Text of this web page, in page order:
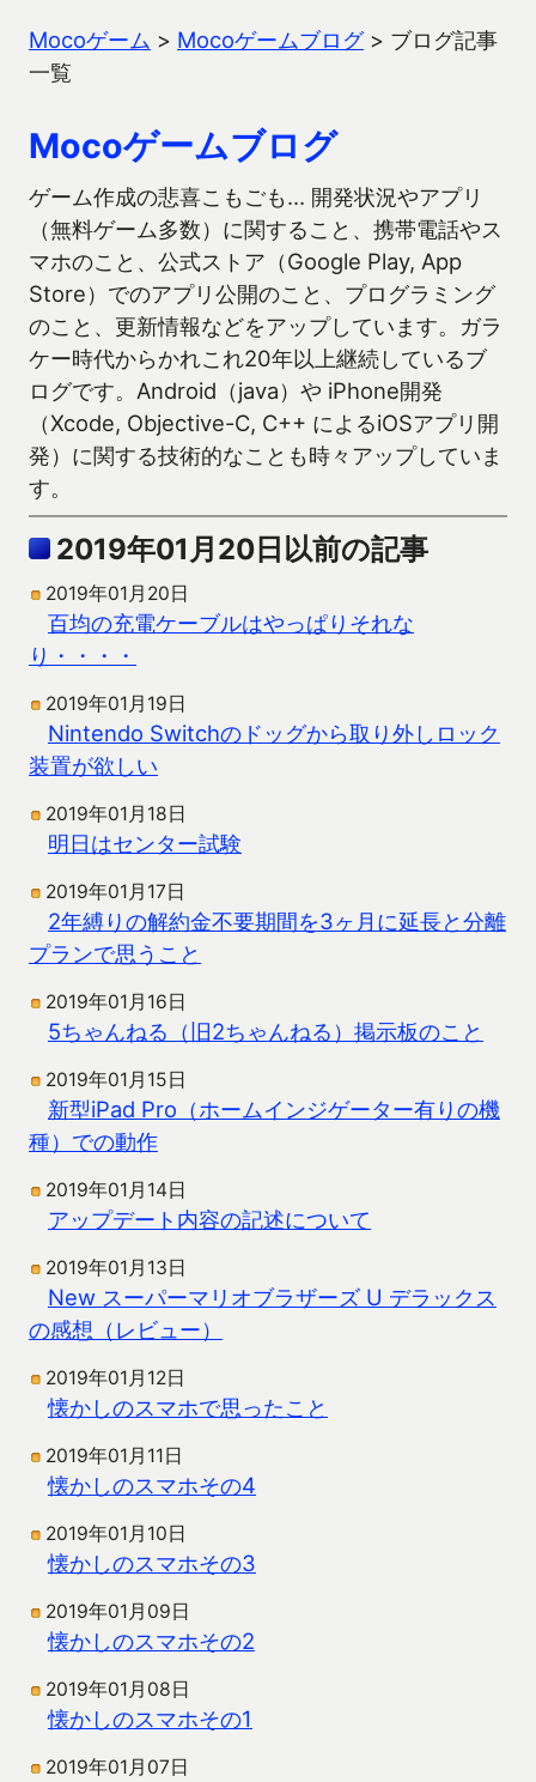
Mocoゲーム > Mocoゲームブログ> ブログ記事
一覧
Mocoゲームブログ
ゲーム作成の悲喜こもごも… 開発状況やアプリ
（無料ゲーム多数）に関すること、携帯電話やス
マホのこと、公式ストア（Google Play, App
Store）でのアプリ公開のこと、プログラミング
のこと、更新情報などをアップしています。ガラ
ケー時代からかれこれ20年以上継続しているブ
ログです。Android（java）や iPhone開発
（Xcode, Objective-C, C++ によるiOSアプリ開
発）に関する技術的なことも時々アップしていま
す。
2019年01月20日以前の記事
2019年01月20日
百均の充電ケーブルはやっぱりそれな
り・・・・
2019年01月19日
Nintendo Switchのドッグから取り外しロック
装置が欲しい
2019年01月18日
明日はセンター試験
2019年01月17日
2年縛りの解約金不要期間を3ヶ月に延長と分離
プランで思うこと
2019年01月16日
5ちゃんねる（旧2ちゃんねる）掲示板のこと
2019年01月15日
新型iPad Pro（ホームインジゲーター有りの機
種）での動作
2019年01月14日
アップデート内容の記述について
2019年01月13日
New スーパーマリオブラザーズ U デラックス
の感想（レビュー）
2019年01月12日
懐かしのスマホで思ったこと
2019年01月11日
懐かしのスマホその4
2019年01月10日
懐かしのスマホその3
2019年01月09日
懐かしのスマホその2
2019年01月08日
懐かしのスマホその1
2019年01月07日